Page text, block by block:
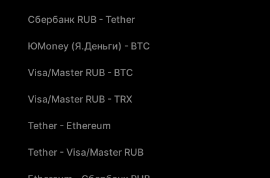
Сбербанк RUB - Tether
ЮMoney (Я.Деньги) - BTC
Visa/Master RUB - BTC
Visa/Master RUB - TRX
Tether - Ethereum
Tether - Visa/Master RUB